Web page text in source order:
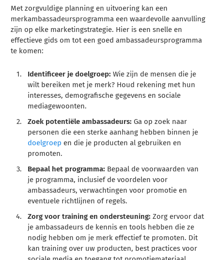
Met zorgvuldige planning en uitvoering kan een
merkambassadeursprogramma een waardevolle aanvulling
zijn op elke marketingstrategie. Hier is een snelle en
effectieve gids om tot een goed ambassadeursprogramma
te komen:
Identificeer je doelgroep: Wie zijn de mensen die je
wilt bereiken met je merk? Houd rekening met hun
interesses, demografische gegevens en sociale
mediagewoonten.
Zoek potentiële ambassadeurs: Ga op zoek naar
personen die een sterke aanhang hebben binnen je
doelgroep en die je producten al gebruiken en
promoten.
Bepaal het programma: Bepaal de voorwaarden van
je programma, inclusief de voordelen voor
ambassadeurs, verwachtingen voor promotie en
eventuele richtlijnen of regels.
Zorg voor training en ondersteuning: Zorg ervoor dat
je ambassadeurs de kennis en tools hebben die ze
nodig hebben om je merk effectief te promoten. Dit
kan training over uw producten, best practices voor